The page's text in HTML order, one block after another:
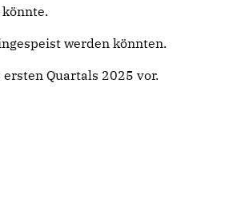
werden könnten.
Quartals 2025 vor.